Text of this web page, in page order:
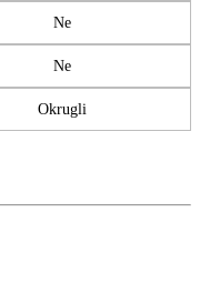
Ne
Ne
Okrugli